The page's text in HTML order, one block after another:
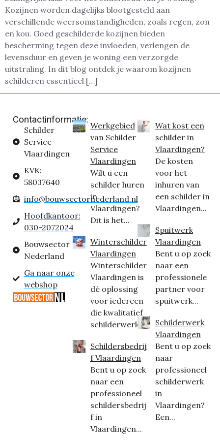
Kozijnen worden dagelijks blootgesteld aan
verschillende weersomstandigheden, zoals regen, zon
en kou. Goed geschilderde kozijnen bieden
bescherming tegen deze invloeden, verlengen de
levensduur en geven je woning een verzorgde
uitstraling. In dit blog ontdek je waarom kozijnen
schilderen essentieel […]
Contactinformatie:
Schilder
Service
Vlaardingen
KVK:
58037640
info@bouwsectornederland.nl
Hoofdkantoor:
030-2072024
Bouwsector
Nederland
Ga naar onze
webshop
Werkgebied
van Schilder
Service
Vlaardingen
Wilt u een
schilder huren
in
Vlaardingen?
Dit is het...
Winterschilder
Vlaardingen
Winterschilder
Vlaardingen is
dé oplossing
voor iedereen
die kwalitatief
schilderwerk...
Schildersbedrij
f Vlaardingen
Bent u op zoek
naar een
professioneel
schildersbedrij
f in
Vlaardingen...
Wat kost een
schilder in
Vlaardingen?
De kosten
voor het
inhuren van
een schilder in
Vlaardingen...
Spuitwerk
Vlaardingen
Bent u op zoek
naar een
professionele
partner voor
spuitwerk...
Schilderwerk
Vlaardingen
Bent u op zoek
naar
professioneel
schilderwerk
in
Vlaardingen?
Een...